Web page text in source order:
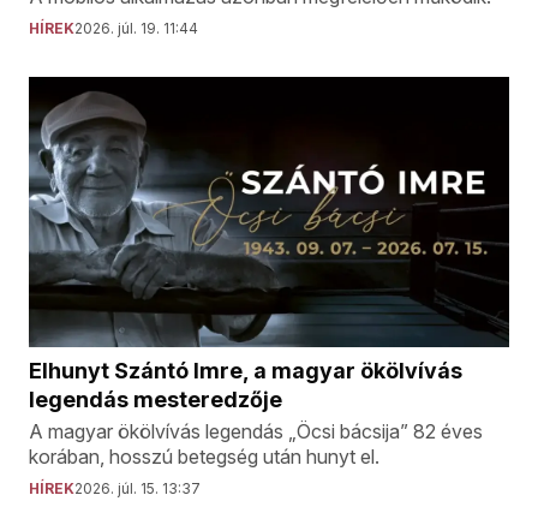
HÍREK2026. júl. 19. 11:44
Elhunyt Szántó Imre, a magyar ökölvívás
legendás mesteredzője
A magyar ökölvívás legendás „Öcsi bácsija” 82 éves
korában, hosszú betegség után hunyt el.
HÍREK2026. júl. 15. 13:37